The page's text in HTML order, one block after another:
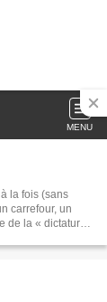
MENU
la fois (sans
carrefour, un
de la « dictature
dans une